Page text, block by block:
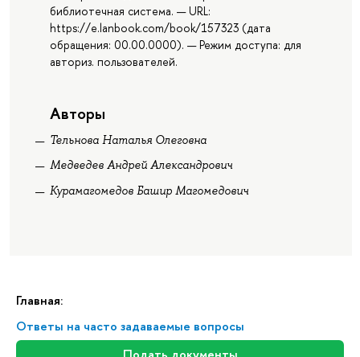
Главная:
Ответы на часто задаваемые вопросы
библиотечная система. — URL:
https://e.lanbook.com/book/157323 (дата
обращения: 00.00.0000). — Режим доступа: для
авториз. пользователей.
Авторы
Тельнова Наталья Олеговна
Медведев Андрей Александрович
Курамагомедов Башир Магомедович